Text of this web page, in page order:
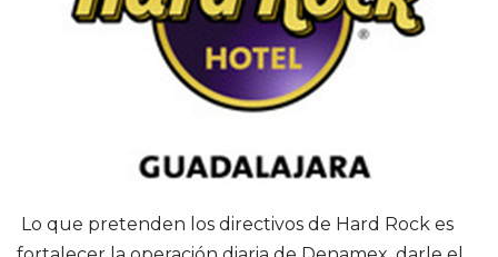
Lo que pretenden los directivos de Hard Rock es